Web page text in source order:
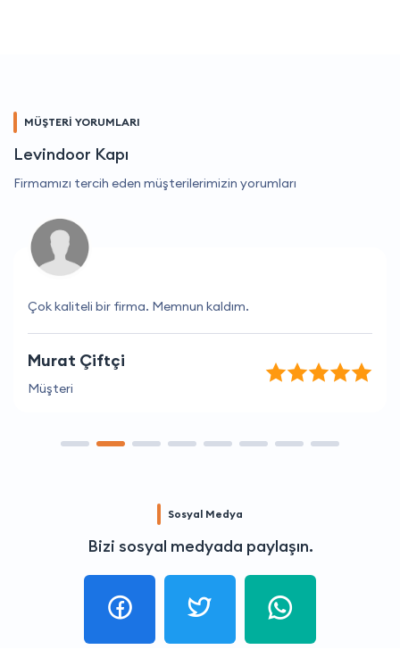
MÜŞTERİ YORUMLARI
Levindoor Kapı
Firmamızı tercih eden müşterilerimizin yorumları
Çok kaliteli bir firma. Memnun kaldım.
Murat Çiftçi
Müşteri
Sosyal Medya
Bizi sosyal medyada paylaşın.